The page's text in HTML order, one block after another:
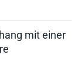
mit einer